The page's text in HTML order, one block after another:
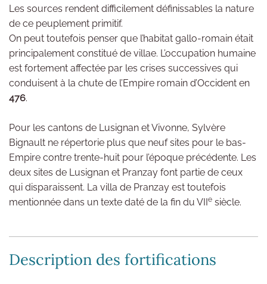
Les sources rendent difficilement définissables la nature
de ce peuplement primitif.
On peut toutefois penser que l’habitat gallo-romain était
principalement constitué de villae. L’occupation humaine
est fortement affectée par les crises successives qui
conduisent à la chute de l’Empire romain d’Occident en
476.
Pour les cantons de Lusignan et Vivonne, Sylvère
Bignault ne répertorie plus que neuf sites pour le bas-
Empire contre trente-huit pour l’époque précédente. Les
deux sites de Lusignan et Pranzay font partie de ceux
qui disparaissent. La villa de Pranzay est toutefois
mentionnée dans un texte daté de la fin du VIIe siècle.
Description des fortifications